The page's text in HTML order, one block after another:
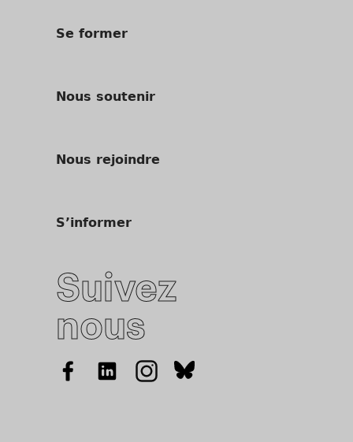
Se former
Nous soutenir
Nous rejoindre
S’informer
Suivez
nous